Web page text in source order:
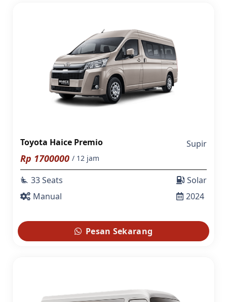
Toyota Haice Premio Supir
Rp 1700000 / 12 jam
airline_seat_recline_extra 33 Seats
Manual
Solar
2024
Pesan Sekarang